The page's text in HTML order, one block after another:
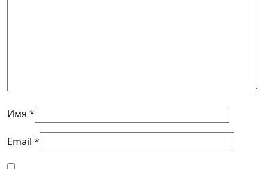
Имя *
Email *